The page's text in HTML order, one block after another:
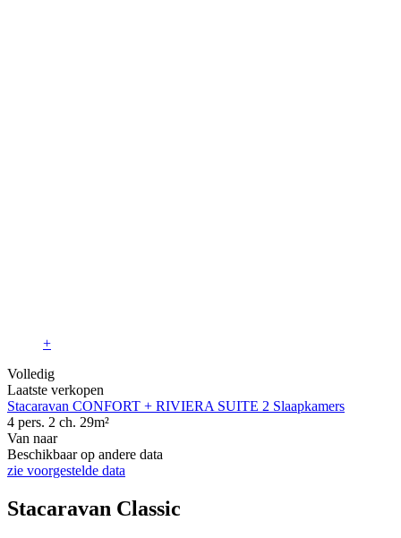
+
Volledig
Laatste verkopen
Stacaravan CONFORT + RIVIERA SUITE 2 Slaapkamers
4 pers. 2 ch. 29m²
Van naar
Beschikbaar op andere data
zie voorgestelde data
Stacaravan Classic